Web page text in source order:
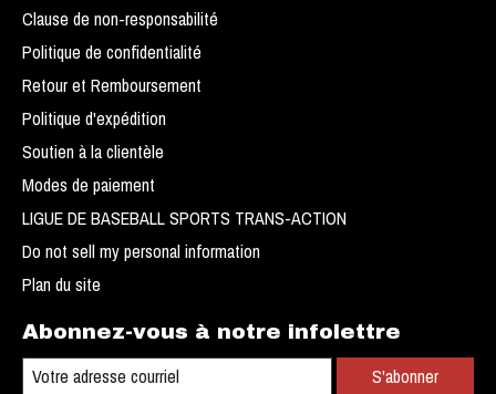
Clause de non-responsabilité
Politique de confidentialité
Retour et Remboursement
Politique d'expédition
Soutien à la clientèle
Modes de paiement
LIGUE DE BASEBALL SPORTS TRANS-ACTION
Do not sell my personal information
Plan du site
Abonnez-vous à notre infolettre
S'abonner